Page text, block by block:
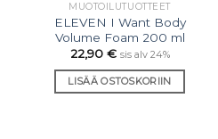
Lisää
toivelistaan
MUOTOILU­TUOTTEET
ELEVEN I Want Body
Volume Foam 200 ml
22,90 € sis alv 24%
LISÄÄ OSTOSKORIIN